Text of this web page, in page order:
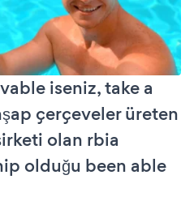
iseniz, take a
çerçeveler üreten
olan rbia
olduğu been able